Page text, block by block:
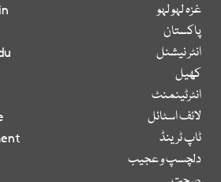
غزہ لہو لہو
پاکستان
انٹر نیشنل
کھیل
انٹرٹینمنٹ
لائف اسٹائل
ٹاپ ٹرینڈ
دلچسپ و عجیب